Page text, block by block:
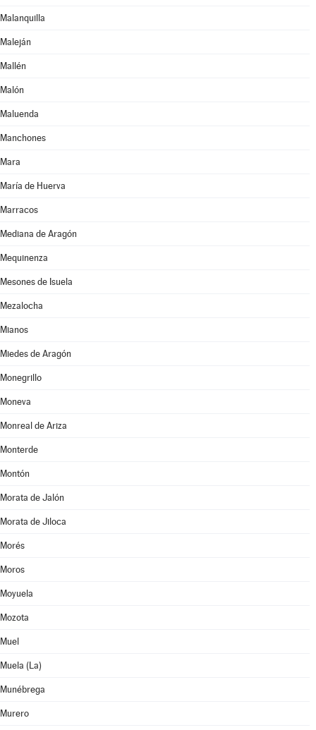
Malanquilla
Maleján
Mallén
Malón
Maluenda
Manchones
Mara
María de Huerva
Marracos
Mediana de Aragón
Mequinenza
Mesones de Isuela
Mezalocha
Mianos
Miedes de Aragón
Monegrillo
Moneva
Monreal de Ariza
Monterde
Montón
Morata de Jalón
Morata de Jiloca
Morés
Moros
Moyuela
Mozota
Muel
Muela (La)
Munébrega
Murero